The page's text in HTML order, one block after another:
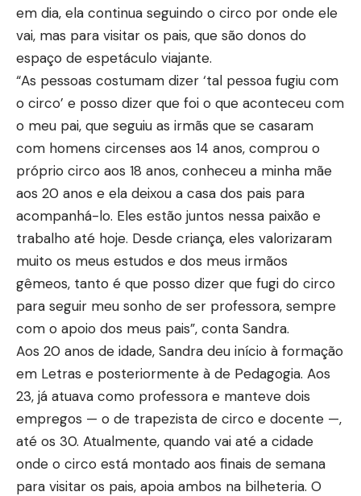
em dia, ela continua seguindo o circo por onde ele
vai, mas para visitar os pais, que são donos do
espaço de espetáculo viajante.
“As pessoas costumam dizer ‘tal pessoa fugiu com
o circo’ e posso dizer que foi o que aconteceu com
o meu pai, que seguiu as irmãs que se casaram
com homens circenses aos 14 anos, comprou o
próprio circo aos 18 anos, conheceu a minha mãe
aos 20 anos e ela deixou a casa dos pais para
acompanhá-lo. Eles estão juntos nessa paixão e
trabalho até hoje. Desde criança, eles valorizaram
muito os meus estudos e dos meus irmãos
gêmeos, tanto é que posso dizer que fugi do circo
para seguir meu sonho de ser professora, sempre
com o apoio dos meus pais”, conta Sandra.
Aos 20 anos de idade, Sandra deu início à formação
em Letras e posteriormente à de Pedagogia. Aos
23, já atuava como professora e manteve dois
empregos — o de trapezista de circo e docente —,
até os 30. Atualmente, quando vai até a cidade
onde o circo está montado aos finais de semana
para visitar os pais, apoia ambos na bilheteria. O